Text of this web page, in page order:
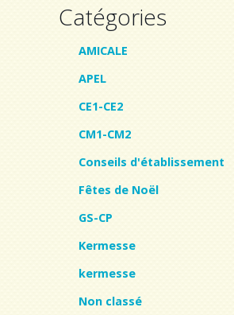
Catégories
AMICALE
APEL
CE1-CE2
CM1-CM2
Conseils d'établissement
Fêtes de Noël
GS-CP
Kermesse
kermesse
Non classé